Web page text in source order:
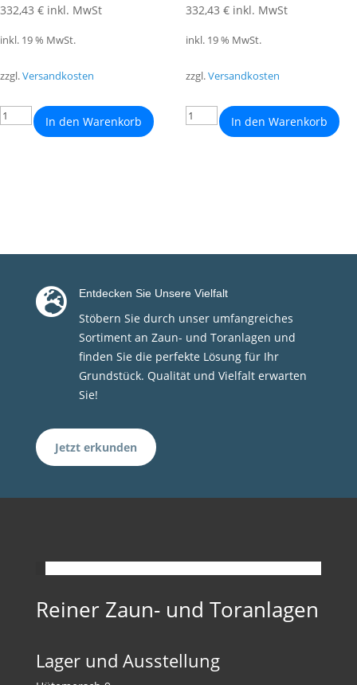
332,43 € inkl. MwSt
inkl. 19 % MwSt.
zzgl.Versandkosten
In den Warenkorb
332,43 € inkl. MwSt
inkl. 19 % MwSt.
zzgl.Versandkosten
In den Warenkorb
 Entdecken Sie Unsere Vielfalt
Stöbern Sie durch unser umfangreiches
Sortiment an Zaun- und Toranlagen und
finden Sie die perfekte Lösung für Ihr
Grundstück. Qualität und Vielfalt erwarten
Sie!
Jetzt erkunden
Reiner Zaun- und Toranlagen
Lager und Ausstellung